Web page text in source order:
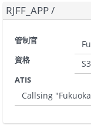
RJFF_APP/
管制官
資格
ATIS
Callsing